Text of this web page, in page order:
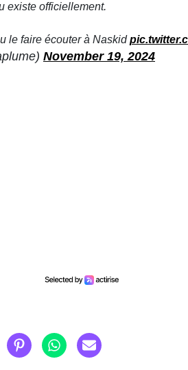
existe officiellement.
le faire écouter à Naskid
November 19, 2024